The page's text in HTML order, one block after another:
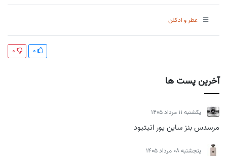
آخرین پست ها
يكشنبه 11 مرداد 1405
مرسدس بنز ساین یور اتیتیود
پنجشنبه 08 مرداد 1405
عطر و ادکلن